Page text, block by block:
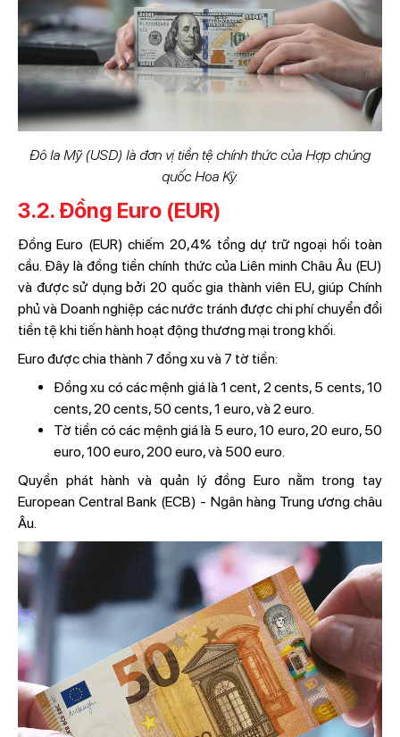
Đô la Mỹ (USD) là đơn vị tiền tệ chính thức của Hợp chúng
quốc Hoa Kỳ.
3.2. Đồng Euro (EUR)
Đồng Euro (EUR) chiếm 20,4% tổng dự trữ ngoại hối toàn
cầu. Đây là đồng tiền chính thức của Liên minh Châu Âu (EU)
và được sử dụng bởi 20 quốc gia thành viên EU, giúp Chính
phủ và Doanh nghiệp các nước tránh được chi phí chuyển đổi
tiền tệ khi tiến hành hoạt động thương mại trong khối.
Euro được chia thành 7 đồng xu và 7 tờ tiền:
Đồng xu có các mệnh giá là 1 cent, 2 cents, 5 cents, 10
cents, 20 cents, 50 cents, 1 euro, và 2 euro.
Tờ tiền có các mệnh giá là 5 euro, 10 euro, 20 euro, 50
euro, 100 euro, 200 euro, và 500 euro.
Quyền phát hành và quản lý đồng Euro nằm trong tay
European Central Bank (ECB) - Ngân hàng Trung ương châu
Âu.